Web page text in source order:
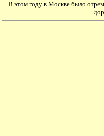
В этом году в Москве было